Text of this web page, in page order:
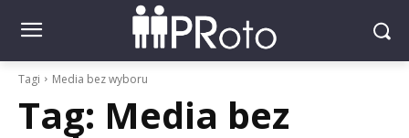
Tagi Media bez wyboru
Tag: Media bez